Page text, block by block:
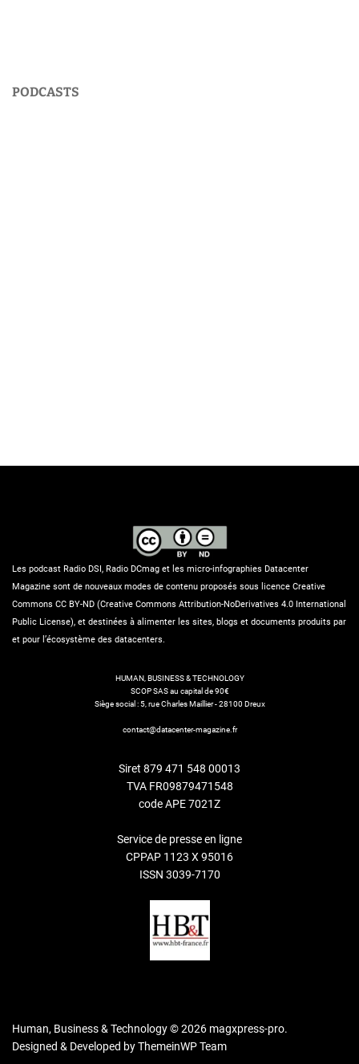
PODCASTS
Les podcast Radio DSI, Radio DCmag et les micro-infographies Datacenter
Magazine sont de nouveaux modes de contenu proposés sous licence Creative
Commons CC BY-ND (Creative Commons Attribution-NoDerivatives 4.0 International
Public License), et destinées à alimenter les sites, blogs et documents produits par
et pour l’écosystème des datacenters.
HUMAN, BUSINESS & TECHNOLOGY
SCOP SAS au capital de 90€
Siège social : 5, rue Charles Maillier - 28100 Dreux
contact@datacenter-magazine.fr
Siret 879 471 548 00013
TVA FR09879471548
code APE 7021Z
Service de presse en ligne
CPPAP 1123 X 95016
ISSN 3039-7170
Human, Business & Technology © 2026 magxpress-pro.
Designed & Developed byThemeinWP Team